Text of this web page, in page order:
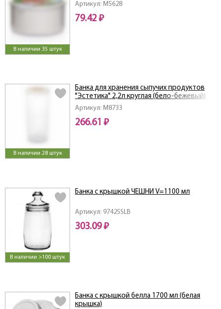
В наличии 35 штук
Артикул: M5628
79.42 ₽
В наличии 28 штук
Артикул: M8733
Банка для хранения сыпучих продуктов
"Эстетика" 2,2л круглая (бело-бежевый)
266.61 ₽
В наличии >100 штук
Артикул: 97425SLB
Банка с крышкой ЧЕШНИ V=1100 мл
303.09 ₽
Банка с крышкой белла 1700 мл (белая
крышка)